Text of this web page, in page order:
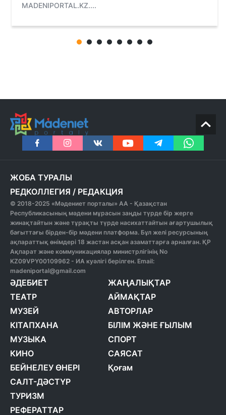
MADENIPORTAL.KZ....
ЖОБА ТУРАЛЫ
РЕДКОЛЛЕГИЯ / РЕДАКЦИЯ
© 2018-2025 «Мәдениет порталы» АА - Қазақстан
Республикасының мәдени мұрасын заңды түрде бір жерге
жинақтайтын және тұрақты түрде насихаттайтын ағартушылық
бағыттағы бірден-бір мәдени платформа. Бұл желі ресурсының
ақпараттық өнімдері 18 жастан асқан азаматтарға арналған. ҚР
Ақпарат және коммуникациялар министрлігінің No
KZ09VPY00109962 - ИА куәлігі берілген. Email:
madeniportal@gmail.com
ӘДЕБИЕТ
ТЕАТР
МУЗЕЙ
КІТАПХАНА
МУЗЫКА
КИНО
БЕЙНЕЛЕУ ӨНЕРІ
САЛТ-ДӘСТҮР
ТУРИЗМ
РЕФЕРАТТАР
ЖАҢАЛЫҚТАР
АЙМАҚТАР
АВТОРЛАР
БІЛІМ ЖӘНЕ ҒЫЛЫМ
СПОРТ
САЯСАТ
Қоғам